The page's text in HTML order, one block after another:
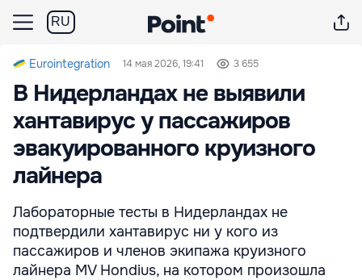
RU
Eurointegration 14 мая 2026, 19:41 3 655
В Нидерландах не выявили
хантавирус у пассажиров
эвакуированного круизного
лайнера
Лабораторные тесты в Нидерландах не
подтвердили хантавирус ни у кого из
пассажиров и членов экипажа круизного
лайнера MV Hondius, на котором произошла